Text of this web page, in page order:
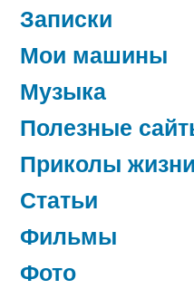
Записки
Мои машины
Музыка
Полезные
Приколы жизни
Статьи
Фильмы
Фото